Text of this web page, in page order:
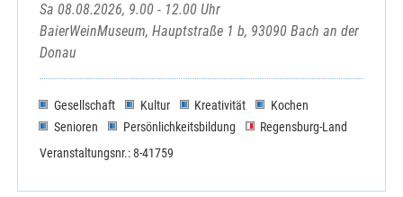
Sa 08.08.2026, 9.00 - 12.00 Uhr
BaierWeinMuseum, Hauptstraße 1 b, 93090 Bach an der
Donau
Gesellschaft Kultur Kreativität
Kochen
Senioren
Persönlichkeitsbildung
Regensburg-Land
Veranstaltungsnr.: 8-41759